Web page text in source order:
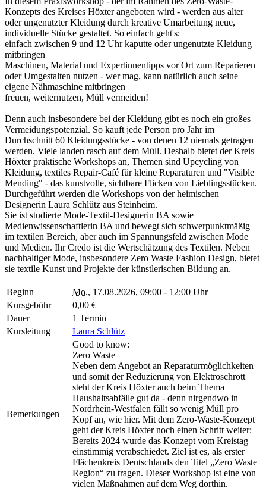
Konzepts des Kreises Höxter angeboten wird - werden aus alter
oder ungenutzter Kleidung durch kreative Umarbeitung neue,
individuelle Stücke gestaltet. So einfach geht's:
einfach zwischen 9 und 12 Uhr kaputte oder ungenutzte Kleidung
mitbringen
Maschinen, Material und Expertinnentipps vor Ort zum Reparieren
oder Umgestalten nutzen - wer mag, kann natürlich auch seine
eigene Nähmaschine mitbringen
freuen, weiternutzen, Müll vermeiden!
Denn auch insbesondere bei der Kleidung gibt es noch ein großes
Vermeidungspotenzial. So kauft jede Person pro Jahr im
Durchschnitt 60 Kleidungsstücke - von denen 12 niemals getragen
werden. Viele landen rasch auf dem Müll. Deshalb bietet der Kreis
Höxter praktische Workshops an, Themen sind Upcycling von
Kleidung, textiles Repair-Café für kleine Reparaturen und "Visible
Mending" - das kunstvolle, sichtbare Flicken von Lieblingsstücken.
Durchgeführt werden die Workshops von der heimischen
Designerin Laura Schlütz aus Steinheim.
Sie ist studierte Mode-Textil-Designerin BA sowie
Medienwissenschaftlerin BA und bewegt sich schwerpunktmäßig
im textilen Bereich, aber auch im Spannungsfeld zwischen Mode
und Medien. Ihr Credo ist die Wertschätzung des Textilen. Neben
nachhaltiger Mode, insbesondere Zero Waste Fashion Design, bietet
sie textile Kunst und Projekte der künstlerischen Bildung an.
Beginn Mo., 17.08.2026, 09:00 - 12:00 Uhr
Kursgebühr
0,00 €
Dauer
1 Termin
Kursleitung
Laura Schlütz
Bemerkungen
Good to know:
Zero Waste
Neben dem Angebot an Reparaturmöglichkeiten
und somit der Reduzierung von Elektroschrott
steht der Kreis Höxter auch beim Thema
Haushaltsabfälle gut da - denn nirgendwo in
Nordrhein-Westfalen fällt so wenig Müll pro
Kopf an, wie hier. Mit dem Zero-Waste-Konzept
geht der Kreis Höxter noch einen Schritt weiter:
Bereits 2024 wurde das Konzept vom Kreistag
einstimmig verabschiedet. Ziel ist es, als erster
Flächenkreis Deutschlands den Titel „Zero Waste
Region“ zu tragen. Dieser Workshop ist eine von
vielen Maßnahmen auf dem Weg dorthin.